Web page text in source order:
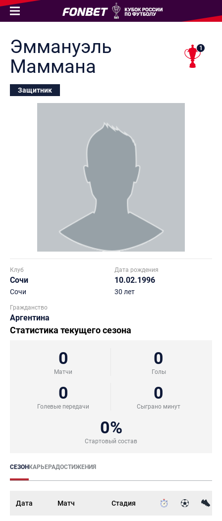
Эммануэль
Маммана
1
Защитник
Клуб
Сочи
Сочи
Дата рождения
10.02.1996
30 лет
Гражданство
Аргентина
Статистика текущего сезона
0
Матчи
0
Голы
0
Голевые передачи
0
Сыграно минут
0%
Стартовый состав
СЕЗОНКАРЬЕРАДОСТИЖЕНИЯ
Дата Матч Стадия